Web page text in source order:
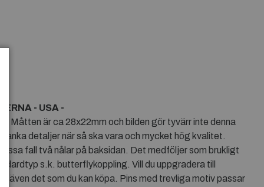
- USA -
Måtten är ca 28x22mm och bilden gör tyvärr inte denna
detaljer när så ska vara och mycket hög kvalitet.
vissa fall två nålar på baksidan. Det medföljer som brukligt
s.k. butterflykoppling. Vill du uppgradera till
även det som du kan köpa. Pins med trevliga motiv passar